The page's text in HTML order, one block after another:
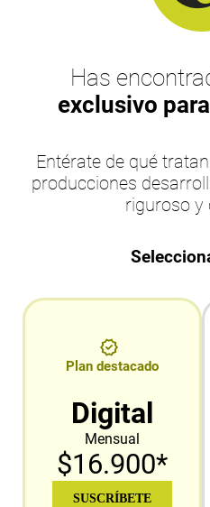
Has
exclusivo
Entérate de qué
producciones
riguroso y
Plan destacado
Digital
Mensual
$16.900*
SUSCRÍBETE